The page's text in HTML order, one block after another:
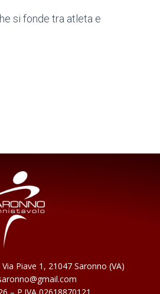
si fonde tra atleta e
Piave 1, 21047 Saronno (VA)